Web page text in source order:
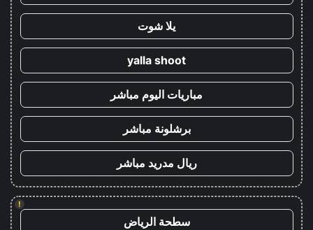
يلا شوت
yalla shoot
مباريات اليوم مباشر
برشلونة مباشر
ريال مدريد مباشر
!
سطحة الرياض